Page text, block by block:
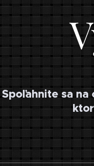
Spoľahnite sa